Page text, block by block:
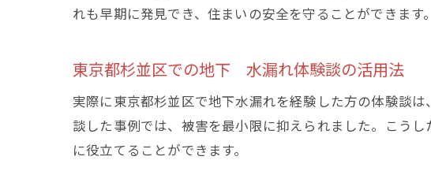
地
日
地
れも早期に発見でき、住まいの安全を守ることができます。
東京都杉並区での地下 水漏れ体験談の活用法
実際に東京都杉並区で地下水漏れを経験した方の体験談
談した事例では、被害を最小限に抑えられました。こう
に役立てることができます。